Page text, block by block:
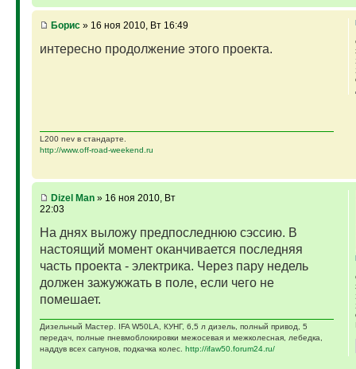
Борис» 16 ноя 2010, Вт 16:49
интересно продолжение этого проекта.
L200 nev в стандарте.
http://www.off-road-weekend.ru
Dizel Man» 16 ноя 2010, Вт
22:03
На днях выложу предпоследнюю сэссию. В
настоящий момент оканчивается последняя
часть проекта - электрика. Через пару недель
должен зажужжать в поле, если чего не
помешает.
Дизельный Мастер. IFA W50LA, КУНГ, 6,5 л дизель, полный привод, 5
передач, полные пневмоблокировки межосевая и межколесная, лебедка,
наддув всех сапунов, подкачка колес. http://ifaw50.forum24.ru/